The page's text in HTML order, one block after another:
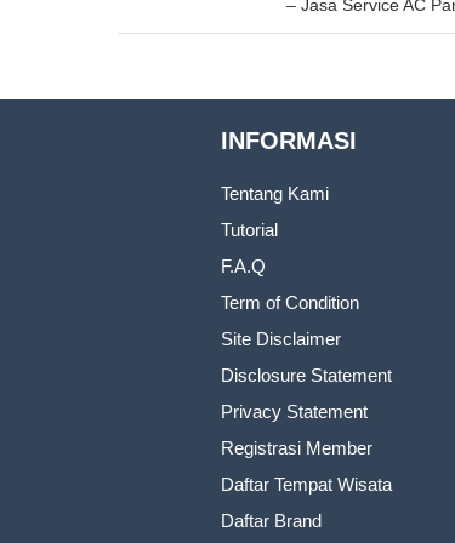
– Jasa Service AC
INFORMASI
Tentang Kami
Tutorial
F.A.Q
Term of Condition
Site Disclaimer
Disclosure Statement
Privacy Statement
Registrasi Member
Daftar Tempat Wisata
Daftar Brand